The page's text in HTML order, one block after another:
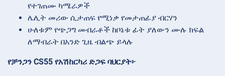
የተገጠሙ ካሜራዎች
ሌሊት መሪው ሲታጠፍ የሚነቃ የመታጠፊያ ብርሃን
ሁለቱም የጭጋግ መብራቶች ከቦኔቱ ፊት ያለውን ሙሉ ክፍል
ለማብራት በአንድ ጊዜ ብልጭ ይላሉ
የቻንጋን CS55 የአሽከርካሪ ድጋፍ ባህርያት፦